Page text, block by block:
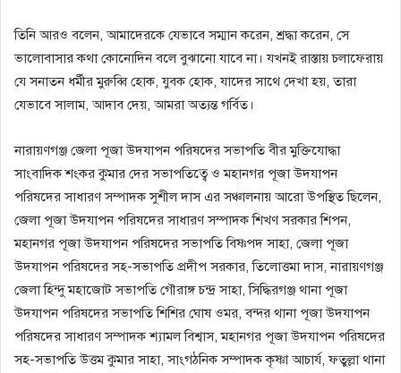
তিনি আরও বলেন, আমাদেরকে যেভাবে সম্মান করেন, শ্রদ্ধা করেন, সে
ভালোবাসার কথা কোনোদিন বলে বুঝানো যাবে না। যখনই রাস্তায় চলাফেরায়
যে সনাতন ধর্মীর মুরুব্বি হোক, যুবক হোক, যাদের সাথে দেখা হয়, তারা
যেভাবে সালাম, আদাব দেয়, আমরা অত্যন্ত গর্বিত।
নারায়ণগঞ্জ জেলা পূজা উদযাপন পরিষদের সভাপতি বীর মুক্তিযোদ্ধা
সাংবাদিক শংকর কুমার দের সভাপতিত্বে ও মহানগর পূজা উদযাপন
পরিষদের সাধারণ সম্পাদক সুশীল দাস এর সঞ্চালনায় আরো উপস্থিত ছিলেন,
জেলা পূজা উদযাপন পরিষদের সাধারণ সম্পাদক শিখণ সরকার শিপন,
মহানগর পূজা উদযাপন পরিষদের সভাপতি বিষ্ণপদ সাহা, জেলা পূজা
উদযাপন পরিষদের সহ-সভাপতি প্রদীপ সরকার, তিলোত্তমা দাস, নারায়ণগঞ্জ
জেলা হিন্দু মহাজোট সভাপতি গৌরাঙ্গ চন্দ্র সাহা, সিদ্ধিরগঞ্জ থানা পূজা
উদযাপন পরিষদের সভাপতি শিশির ঘোষ ওমর, বন্দর থানা পূজা উদযাপন
পরিষদের সাধারণ সম্পাদক শ্যামল বিশ্বাস, মহানগর পূজা উদযাপন পরিষদের
সহ-সভাপতি উত্তম কুমার সাহা, সাংগঠনিক সম্পাদক কৃষ্ণা আচার্য, ফতুল্লা থানা